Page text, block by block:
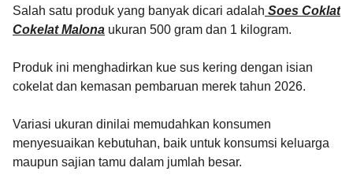
Salah satu produk yang banyak dicari adalah Soes Coklat
Cokelat Malona ukuran 500 gram dan 1 kilogram.
Produk ini menghadirkan kue sus kering dengan isian
cokelat dan kemasan pembaruan merek tahun 2026.
Variasi ukuran dinilai memudahkan konsumen
menyesuaikan kebutuhan, baik untuk konsumsi keluarga
maupun sajian tamu dalam jumlah besar.